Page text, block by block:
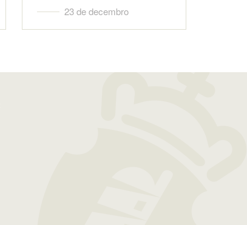
23 de decembro